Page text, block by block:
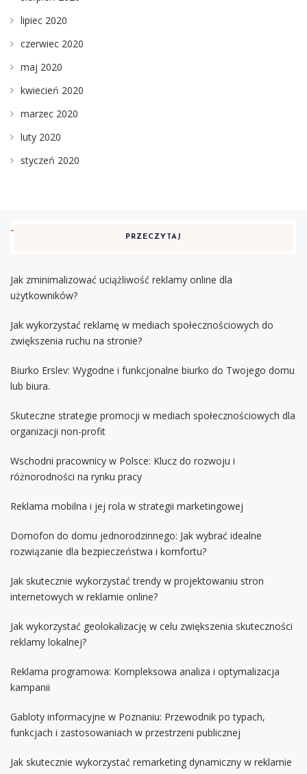
lipiec 2020
czerwiec 2020
maj 2020
kwiecień 2020
marzec 2020
luty 2020
styczeń 2020
PRZECZYTAJ
Jak zminimalizować uciążliwość reklamy online dla
użytkowników?
Jak wykorzystać reklamę w mediach społecznościowych do
zwiększenia ruchu na stronie?
Biurko Erslev: Wygodne i funkcjonalne biurko do Twojego domu
lub biura.
Skuteczne strategie promocji w mediach społecznościowych dla
organizacji non-profit
Wschodni pracownicy w Polsce: Klucz do rozwoju i
różnorodności na rynku pracy
Reklama mobilna i jej rola w strategii marketingowej
Domofon do domu jednorodzinnego: Jak wybrać idealne
rozwiązanie dla bezpieczeństwa i komfortu?
Jak skutecznie wykorzystać trendy w projektowaniu stron
internetowych w reklamie online?
Jak wykorzystać geolokalizację w celu zwiększenia skuteczności
reklamy lokalnej?
Reklama programowa: Kompleksowa analiza i optymalizacja
kampanii
Gabloty informacyjne w Poznaniu: Przewodnik po typach,
funkcjach i zastosowaniach w przestrzeni publicznej
Jak skutecznie wykorzystać remarketing dynamiczny w reklamie